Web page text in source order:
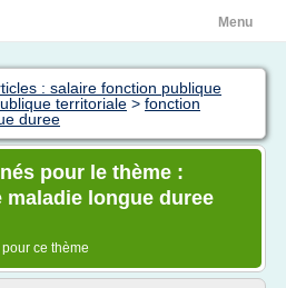
Menu
: salaire fonction publique
territoriale > fonction
duree
pour le thème :
longue duree
ce thème